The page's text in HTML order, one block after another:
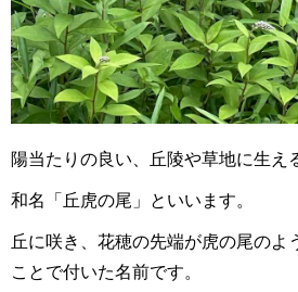
陽当たりの良い、丘陵や草地に生え
和名「丘虎の尾」といいます。
丘に咲き、花穂の先端が虎の尾のよ
ことで付いた名前です。